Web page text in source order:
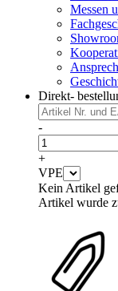
Messen
Direkt-
-
+
VPE
Kein Artikel
Artikel wurde